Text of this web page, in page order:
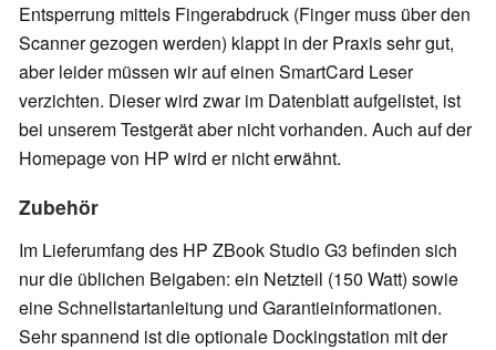
Entsperrung mittels Fingerabdruck (Finger muss über den
Scanner gezogen werden) klappt in der Praxis sehr gut,
aber leider müssen wir auf einen SmartCard Leser
verzichten. Dieser wird zwar im Datenblatt aufgelistet, ist
bei unserem Testgerät aber nicht vorhanden. Auch auf der
Homepage von HP wird er nicht erwähnt.
Zubehör
Im Lieferumfang des HP ZBook Studio G3 befinden sich
nur die üblichen Beigaben: ein Netzteil (150 Watt) sowie
eine Schnellstartanleitung und Garantieinformationen.
Sehr spannend ist die optionale Dockingstation mit der